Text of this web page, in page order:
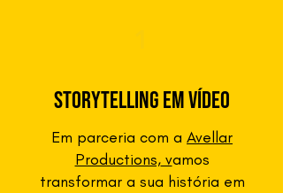
Storytelling em Vídeo
Em parceria com a Avellar
Productions,vamos
transformar a sua história em